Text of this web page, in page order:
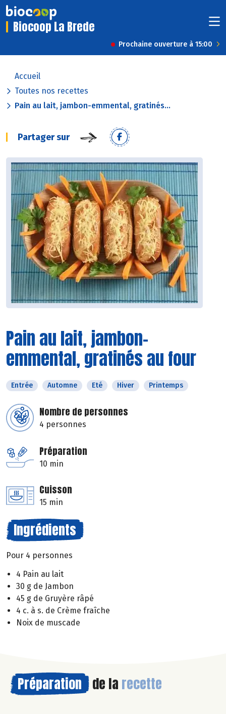
Biocoop La Brede
Prochaine ouverture à 15:00
Accueil
Toutes nos recettes
Pain au lait, jambon-emmental, gratinés...
Partager sur
Pain au lait, jambon-
emmental, gratinés au four
Entrée Automne Eté Hiver Printemps
Nombre de personnes
4 personnes
Préparation
10 min
Cuisson
15 min
Ingrédients
Pour 4 personnes
4 Pain au lait
30 g de Jambon
45 g de Gruyère râpé
4 c. à s. de Crème fraîche
Noix de muscade
Préparation de la recette